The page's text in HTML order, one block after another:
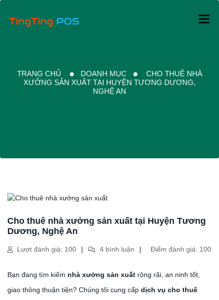
TRANG CHỦ DOANH MỤC
CHO THUÊ NHÀ
XƯỞNG SẢN XUẤT TẠI HUYỆN TƯƠNG DƯƠNG,
NGHỆ AN
Cho thuê nhà xưởng sản xuất tại Huyện Tương
Dương, Nghệ An
Lượt đánh giá: 100 4 bình luận Điểm đánh giá: 100
Bạn đang tìm kiếm nhà xưởng sản xuất rộng rãi, an ninh tốt,
giao thông thuận tiện? Chúng tôi cung cấp dịch vụ cho thuê